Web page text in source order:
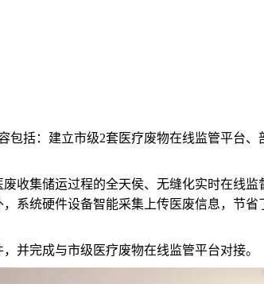
包括：建立市级2套医疗废物在线监管平台、
收集储运过程的全天侯、无缝化实时在线监
系统硬件设备智能采集上传医废信息，节省
并完成与市级医疗废物在线监管平台对接。